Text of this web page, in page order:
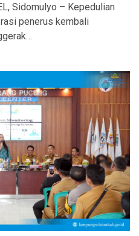
Sidomulyo – Kepedulian
penerus kembali